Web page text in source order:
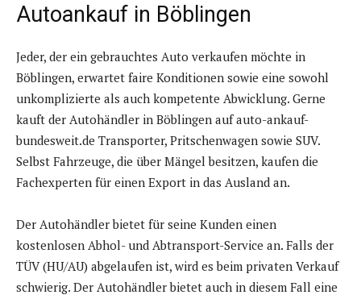
Autoankauf in Böblingen
Jeder, der ein gebrauchtes Auto verkaufen möchte in
Böblingen, erwartet faire Konditionen sowie eine sowohl
unkomplizierte als auch kompetente Abwicklung. Gerne
kauft der Autohändler in Böblingen auf auto-ankauf-
bundesweit.de Transporter, Pritschenwagen sowie SUV.
Selbst Fahrzeuge, die über Mängel besitzen, kaufen die
Fachexperten für einen Export in das Ausland an.
Der Autohändler bietet für seine Kunden einen
kostenlosen Abhol- und Abtransport-Service an. Falls der
TÜV (HU/AU) abgelaufen ist, wird es beim privaten Verkauf
schwierig. Der Autohändler bietet auch in diesem Fall eine